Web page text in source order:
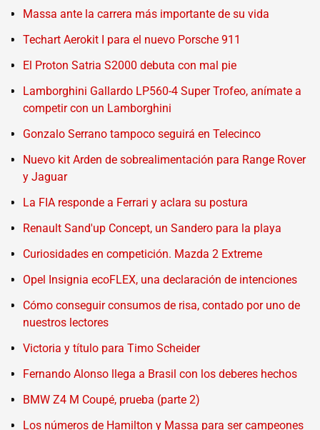
Massa ante la carrera más importante de su vida
Techart Aerokit I para el nuevo Porsche 911
El Proton Satria S2000 debuta con mal pie
Lamborghini Gallardo LP560-4 Super Trofeo, anímate a
competir con un Lamborghini
Gonzalo Serrano tampoco seguirá en Telecinco
Nuevo kit Arden de sobrealimentación para Range Rover
y Jaguar
La FIA responde a Ferrari y aclara su postura
Renault Sand'up Concept, un Sandero para la playa
Curiosidades en competición. Mazda 2 Extreme
Opel Insignia ecoFLEX, una declaración de intenciones
Cómo conseguir consumos de risa, contado por uno de
nuestros lectores
Victoria y título para Timo Scheider
Fernando Alonso llega a Brasil con los deberes hechos
BMW Z4 M Coupé, prueba (parte 2)
Los números de Hamilton y Massa para ser campeones